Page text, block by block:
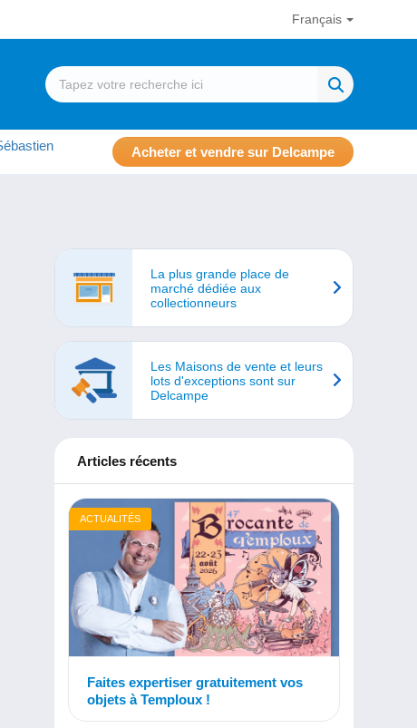
Français
Acheter et vendre sur Delcampe
La plus grande place de
marché dédiée aux
collectionneurs
Les Maisons de vente et leurs
lots d'exceptions sont sur
Delcampe
Articles récents
ACTUALITÉS
Faites expertiser gratuitement vos
objets à Temploux !